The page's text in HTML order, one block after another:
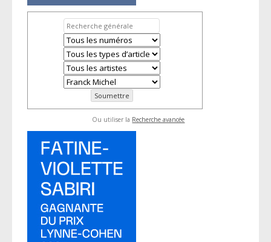
Ou utiliser la Recherche avancée